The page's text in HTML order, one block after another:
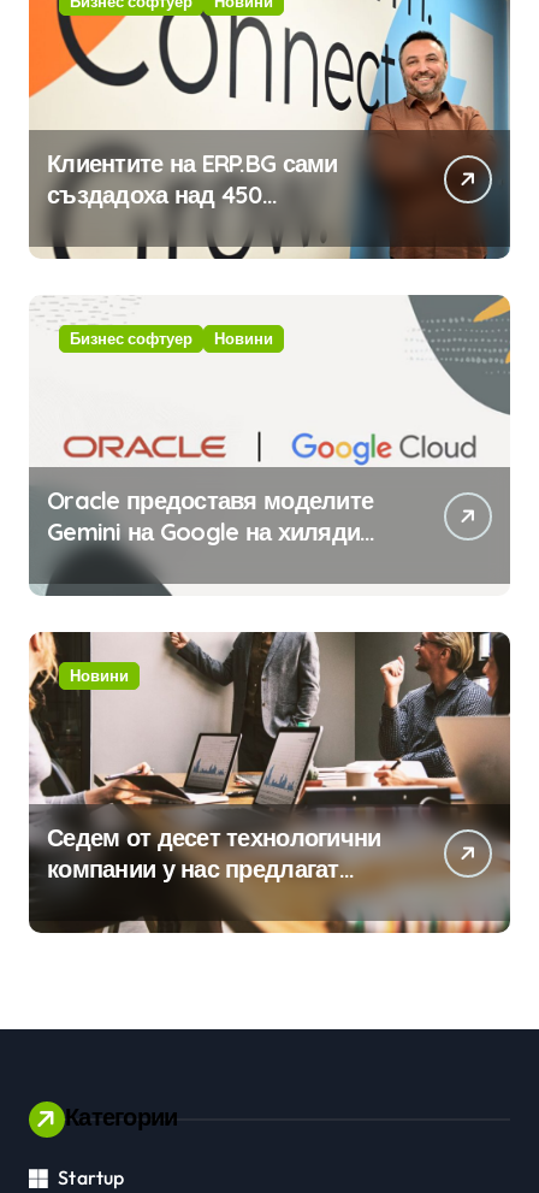
Клиентите на ERP.BG сами
създадоха над 450
приложения за ERP системата
с помощта на вградения в нея
изкуствен интелект
Бизнес софтуер Новини
Oracle предоставя моделите
Gemini на Google на хиляди
клиенти на бизнес
приложения
Новини
Седем от десет технологични
компании у нас предлагат
хибридна работа
Категории
Startup